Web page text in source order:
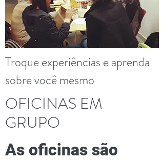
Troque experiências e aprenda
sobre você mesmo
OFICINAS EM
GRUPO
As oficinas são